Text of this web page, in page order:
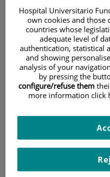
Pacientes y
Investigación
Hospital Universitario
own cookies and those
countries whose
adequate level of
authentication, statistical
and showing
analysis of your
by pressing the
configure/refuse them
more information click